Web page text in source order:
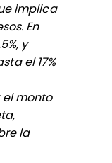
implica
En
y
el 17%
monto
la